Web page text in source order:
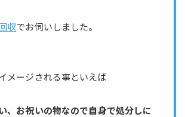
収でお伺いしました。
メージされる事といえば
、お祝いの物なので自身で処分しに